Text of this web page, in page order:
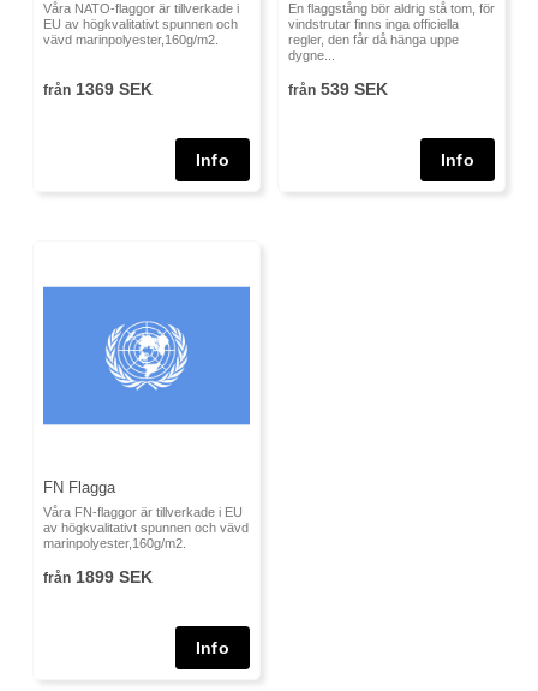
Våra NATO-flaggor är tillverkade i
EU av högkvalitativt spunnen och
vävd marinpolyester,160g/m2.
från 1369 SEK
En flaggstång bör aldrig stå tom, för
vindstrutar finns inga officiella
regler, den får då hänga uppe
dygne...
från 539 SEK
FN Flagga
Våra FN-flaggor är tillverkade i EU
av högkvalitativt spunnen och vävd
marinpolyester,160g/m2.
från 1899 SEK